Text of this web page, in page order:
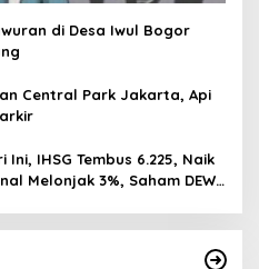
di Desa Iwul Bogor
Central Park Jakarta, Api
IHSG Tembus 6.225, Naik
Melonjak 3%, Saham DEWA